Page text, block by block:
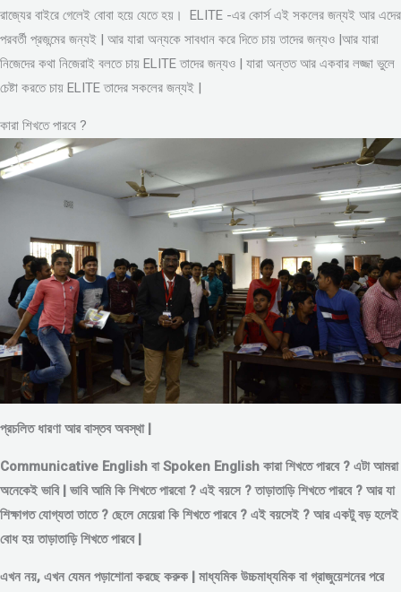
রাজ্যের বাইরে গেলেই বোবা হয়ে যেতে হয়। ELITE -এর কোর্স এই সকলের জন্যই আর এদের
পরবর্তী প্রজন্মের জন্যই | আর যারা অন্যকে সাবধান করে দিতে চায় তাদের জন্যও |আর যারা
নিজেদের কথা নিজেরাই বলতে চায় ELITE তাদের জন্যও | যারা অন্তত আর একবার লজ্জা ভুলে
চেষ্টা করতে চায় ELITE তাদের সকলের জন্যই |
কারা শিখতে পারবে ?
প্রচলিত ধারণা আর বাস্তব অবস্থা |
Communicative English বা Spoken English কারা শিখতে পারবে ? এটা আমরা
অনেকেই ভাবি | ভাবি আমি কি শিখতে পারবো ? এই বয়সে ?তাড়াতাড়ি শিখতে পারবে ? আর যা
শিক্ষাগত যোগ্যতা তাতে ? ছেলে মেয়েরা কি শিখতে পারবে ? এই বয়সেই ? আর একটু বড় হলেই
বোধ হয় তাড়াতাড়ি শিখতে পারবে |
এখন নয়, এখন যেমন পড়াশোনা করছে করুক | মাধ্যমিক উচ্চমাধ্যমিক বা গ্রাজুয়েশনের পরে